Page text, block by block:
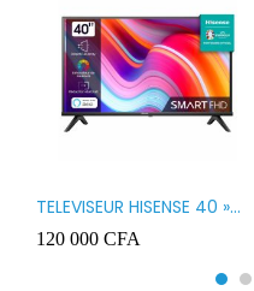
TELEVISEUR HISENSE 40 »
LED SMART VIDAA 40A4K
120 000 CFA